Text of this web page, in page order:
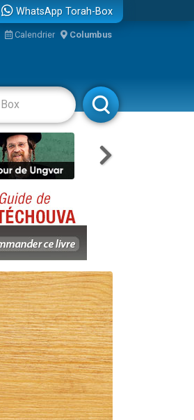
WhatsApp Torah-Box
Calendrier Columbus
Rabbanim